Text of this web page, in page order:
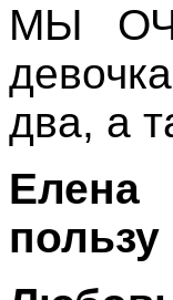
МЫ
два, а
Елена